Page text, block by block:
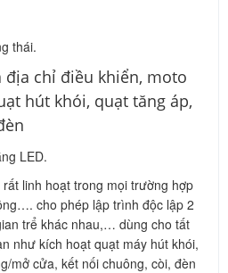
thái.
địa chỉ điều khiển, moto
hút khói, quạt tăng áp,
LED.
linh hoạt trong mọi trường hợp
cho phép lập trình độc lập 2
trể khác nhau,… dùng cho tất
như kích hoạt quạt máy hút khói,
mở cửa, kết nối chuông, còi, đèn